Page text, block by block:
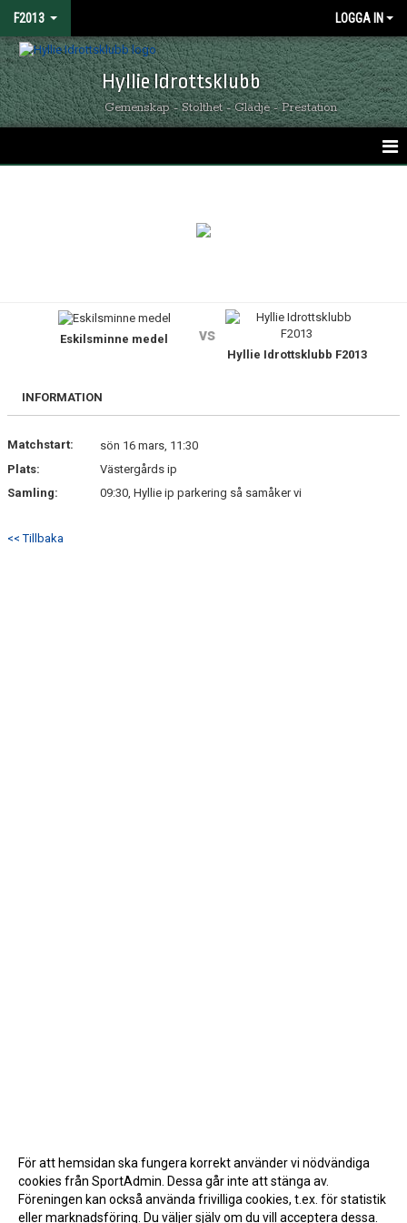
F2013 LOGGA IN
Hyllie Idrottsklubb
Gemenskap - Stolthet - Glädje - Prestation
KONTAKT
Eskilsminne medel vs
Hyllie Idrottsklubb F2013
INFORMATION
Matchstart:
sön 16 mars, 11:30
Plats:
Västergårds ip
Samling:
09:30, Hyllie ip parkering så samåker vi
<< Tillbaka
För att hemsidan ska fungera korrekt använder vi nödvändiga
cookies från SportAdmin. Dessa går inte att stänga av.
Föreningen kan också använda frivilliga cookies, t.ex. för statistik
eller marknadsföring. Du väljer själv om du vill acceptera dessa.